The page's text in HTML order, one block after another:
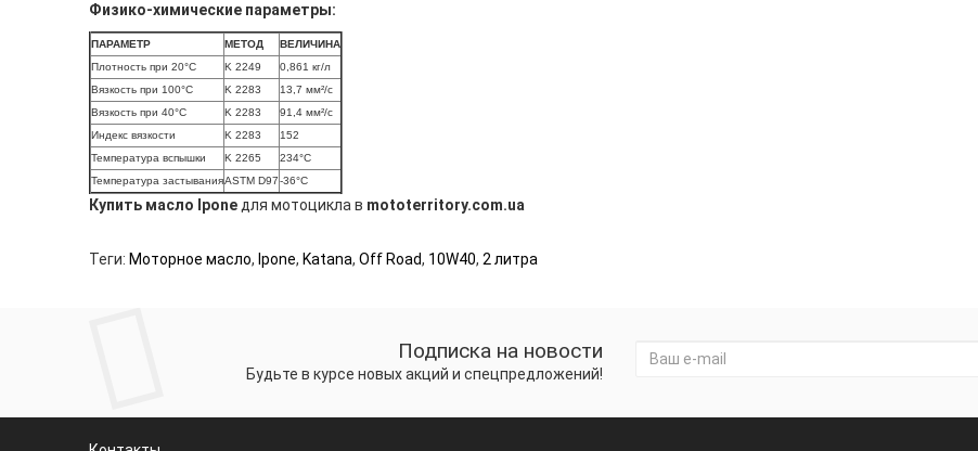
Физико-химические параметры:
ПАРАМЕТР МЕТОД
ВЕЛИЧИНА
Плотность при 20°C
K 2249
0,861 кг/л
Вязкость при 100°C
K 2283
13,7 мм²/c
Вязкость при 40°C
K 2283
91,4 мм²/c
Индекс вязкости
K 2283
152
Температура вспышки
K 2265
234°C
Температура застыванияASTM D97 -36°C
Купить масло Ipone для мотоцикла в mototerritory.com.ua
Теги: Моторное масло, Ipone, Katana,Off Road, 10W40, 2 литра
Подписка на новости
Будьте в курсе новых акций и спецпредложений!